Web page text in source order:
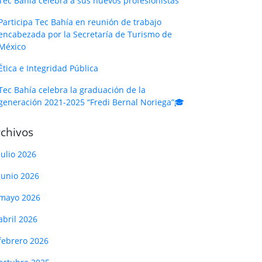
Tec Bahía en reunión de trabajo
por la Secretaría de Turismo de
e Integridad Pública
Bahía celebra la graduación de la
2021-2025 “Fredi Bernal Noriega”🎓
2026
2026
2026
2026
2026